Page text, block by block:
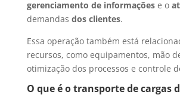
gerenciamento de informações e o
demandas dos clientes.
Essa operação também está
recursos, como equipamentos, mão
otimização dos processos e controle
O que é o transporte de cargas